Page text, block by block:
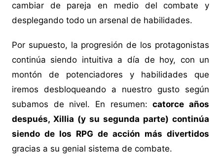
cambiar de pareja en medio del combate y
desplegando todo un arsenal de habilidades.
Por supuesto, la progresión de los protagonistas
continúa siendo intuitiva a día de hoy, con un
montón de potenciadores y habilidades que
iremos desbloqueando a nuestro gusto según
subamos de nivel. En resumen:catorce años
después, Xillia (y su segunda parte) continúa
siendo de los RPG de acción más divertidos
gracias a su genial sistema de combate.